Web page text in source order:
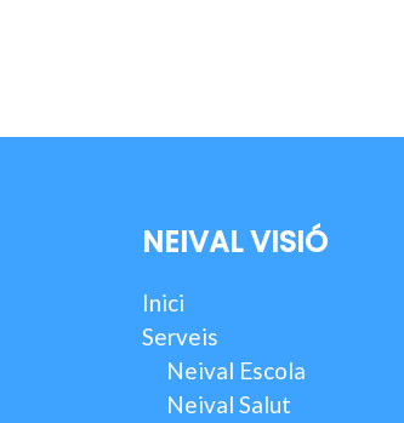
NEIVAL VISIÓ
Inici
Serveis
Neival Escola
Neival Salut